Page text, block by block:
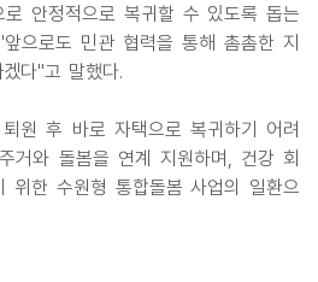
안정적으로 복귀할 수 있도록 돕는
으로도 민관 협력을 통해 촘촘한 지
다"고 말했다.
원 후 바로 자택으로 복귀하기 어려
거와 돌봄을 연계 지원하며, 건강 회
위한 수원형 통합돌봄 사업의 일환으